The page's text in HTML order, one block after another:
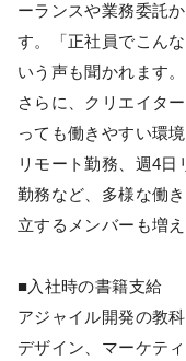
ーランスや業務委託
す。「正社員でこん
いう声も聞かれます。
さらに、クリエイタ
っても働きやすい環
リモート勤務、週4日
勤務など、多様な働
立するメンバーも増え
■入社時の書籍支給
アジャイル開発の教
デザイン、マーケテ